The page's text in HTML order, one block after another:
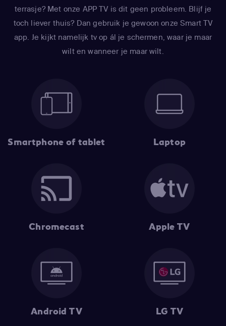
terrasje? Met onze APP TV is dit geen probleem. Blijf je
toch liever thuis? Dan gebruik je gewoon onze Smart TV
app. Je kijkt namelijk tv op ál je schermen, waar je maar
wilt en wanneer je maar wilt.
Smartphone of tablet Laptop
Chromecast Apple TV
Android TV LG TV